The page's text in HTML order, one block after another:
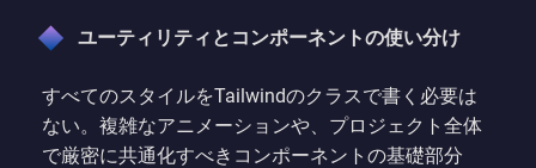
ユーティリティとコンポーネントの使い分け
すべてのスタイルをTailwindのクラスで書く必要は
ない。複雑なアニメーションや、プロジェクト全体
で厳密に共通化すべきコンポーネントの基礎部分